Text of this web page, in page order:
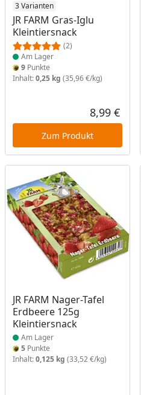
3 Varianten
JR FARM Gras-Iglu
Kleintiersnack
(2)
Produkt am Lager
Am Lager
9 Punkte
Inhalt:0,25 kg (35,96 €/kg)
8,99 €
Zum Produkt
JR FARM Nager-Tafel
Erdbeere 125g
Kleintiersnack
Produkt am Lager
Am Lager
5 Punkte
Inhalt:0,125 kg (33,52 €/kg)